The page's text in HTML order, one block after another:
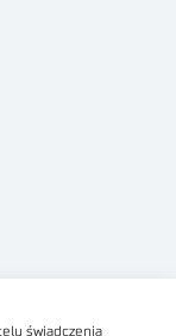
świadczenia